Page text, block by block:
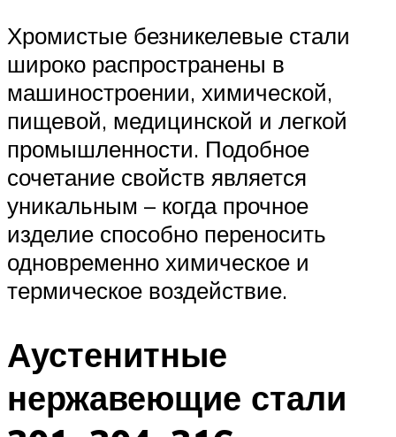
Хромистые безникелевые стали
широко распространены в
машиностроении, химической,
пищевой, медицинской и легкой
промышленности. Подобное
сочетание свойств является
уникальным – когда прочное
изделие способно переносить
одновременно химическое и
термическое воздействие.
Аустенитные
нержавеющие стали